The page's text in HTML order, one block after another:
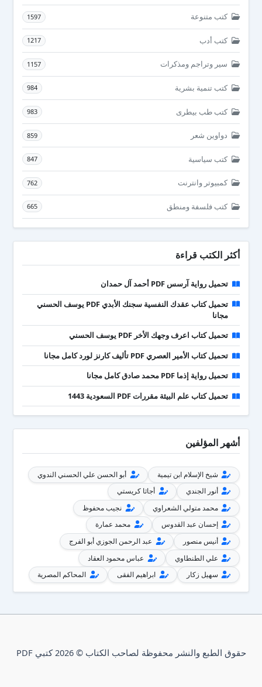
كتب متنوعة 1597
كتب أدب 1217
سير وتراجم ومذكرات 1157
كتب تنمية بشرية 984
كتب طب بيطرى 983
دواوين شعر 859
كتب سياسية 847
كمبيوتر وانترنت 762
كتب فلسفة ومنطق 665
أكثر الكتب قراءة
تحميل رواية آرسس PDF أحمد آل حمدان
تحميل كتاب عقدك النفسية سجنك الأبدي PDF يوسف الحسني
مجانا
تحميل كتاب اعرف وجهك الأخر PDF يوسف الحسني
تحميل كتاب الأمير العصري PDF تأليف كارنز لورد كامل مجانا
تحميل رواية إذما PDF محمد صادق كامل مجانا
تحميل كتاب علم البيئة مقررات PDF السعودية 1443
أشهر المؤلفين
شيخ الإسلام ابن تيمية
أبو الحسن علي الحسني الندوي
أنور الجندي
أجاثا كريستي
محمد متولي الشعراوي
نجيب محفوظ
إحسان عبد القدوس
محمد عمارة
أنيس منصور
عبد الرحمن الجوزي أبو الفرج
علي الطنطاوي
عباس محمود العقاد
سهيل زكار
ابراهيم الفقى المحاكم المصرية
حقوق الطبع والنشر محفوظة لصاحب الكتاب © 2026 كتبي PDF